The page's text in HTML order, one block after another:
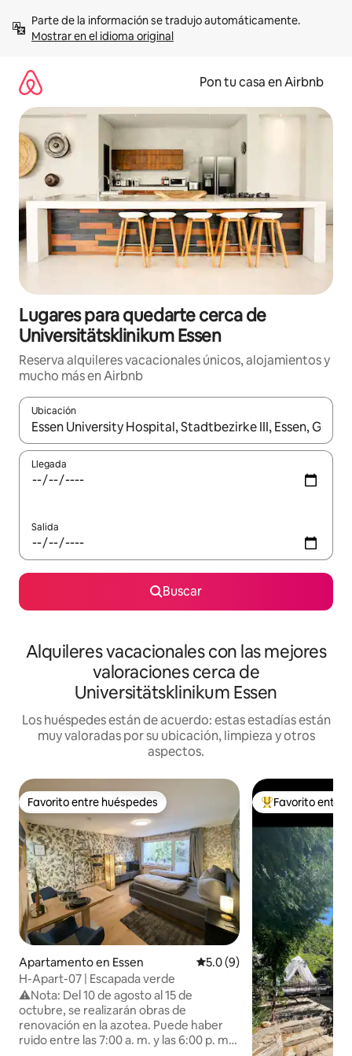
contenidoMostrar en el idioma original
Pon tu casa en Airbnb
Lugares para quedarte cerca de
Universitätsklinikum Essen
Reserva alquileres vacacionales únicos, alojamientos y
mucho más en Airbnb
Ubicación
Cuando los resultados estén disponibles, navega con las
Llegada
Salida
Buscar
Alquileres vacacionales con las mejores
valoraciones cerca de
Universitätsklinikum Essen
Los huéspedes están de acuerdo: estas estadías están
muy valoradas por su ubicación, limpieza y otros
aspectos.
Favorito entre huéspedes
Favorito entre huéspedes
Apartamento en Essen Calificación promedio: 5.0
5.0 (9)
H-Apart-07 | Escapada verde
⚠️Nota: Del 10 de agosto al 15 de
octubre, se realizarán obras de
renovación en la azotea. Puede haber
ruido entre las 7:00 a. m. y las 6:00 p. m.,
Favorito entre
Favorito entre